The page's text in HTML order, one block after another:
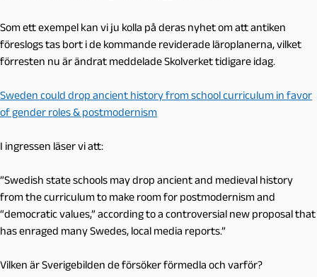
Som ett exempel kan vi ju kolla på deras nyhet om att antiken
föreslogs tas bort i de kommande reviderade läroplanerna, vilket
förresten nu är ändrat meddelade Skolverket tidigare idag.
Sweden could drop ancient history from school curriculum in favor
of gender roles & postmodernism
I ingressen läser vi att:
”Swedish state schools may drop ancient and medieval history
from the curriculum to make room for postmodernism and
“democratic values,” according to a controversial new proposal that
has enraged many Swedes, local media reports.”
Vilken är Sverigebilden de försöker förmedla och varför?